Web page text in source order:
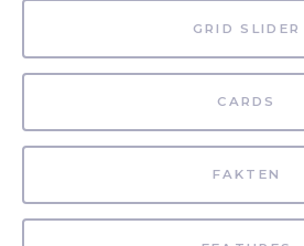
GRID SLIDER
CARDS
FAKTEN